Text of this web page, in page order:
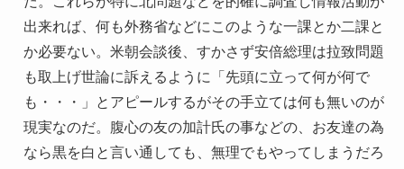
出来れば、何も外務省などにこのような一課とか二課と
か必要ない。米朝会談後、すかさず安倍総理は拉致問題
も取上げ世論に訴えるように「先頭に立って何が何で
も・・・」とアピールするがその手立ては何も無いのが
現実なのだ。腹心の友の加計氏の事などの、お友達の為
なら黒を白と言い通しても、無理でもやってしまうだろ